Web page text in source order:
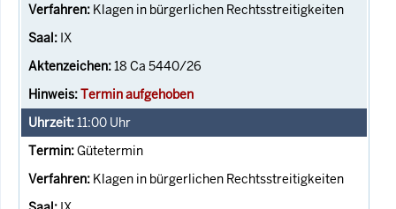
Klagen in bürgerlichen Rechtsstreitigkeiten
IX
18 Ca 5440/26
Termin aufgehoben
11:00 Uhr
Gütetermin
Klagen in bürgerlichen Rechtsstreitigkeiten